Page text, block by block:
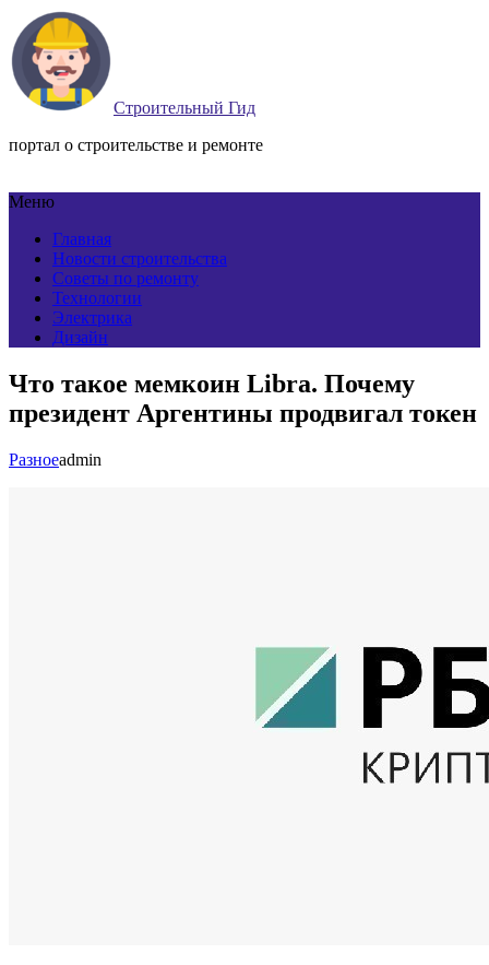
Строительный Гид
портал о строительстве и ремонте
Меню
Главная
Новости строительства
Советы по ремонту
Технологии
Электрика
Дизайн
Что такое мемкоин Libra. Почему
президент Аргентины продвигал токен
Разноеadmin